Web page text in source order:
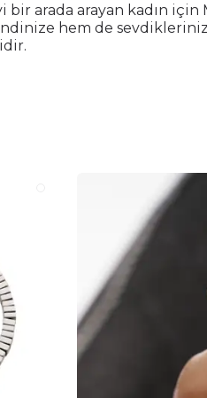
bir arada arayan kadın için
hem de